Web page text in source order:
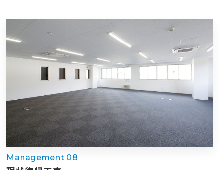
Management 08